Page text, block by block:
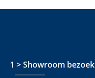
1 > Showroom bezoek